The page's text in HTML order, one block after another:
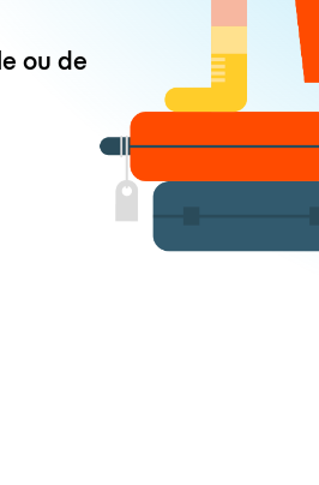
ou de